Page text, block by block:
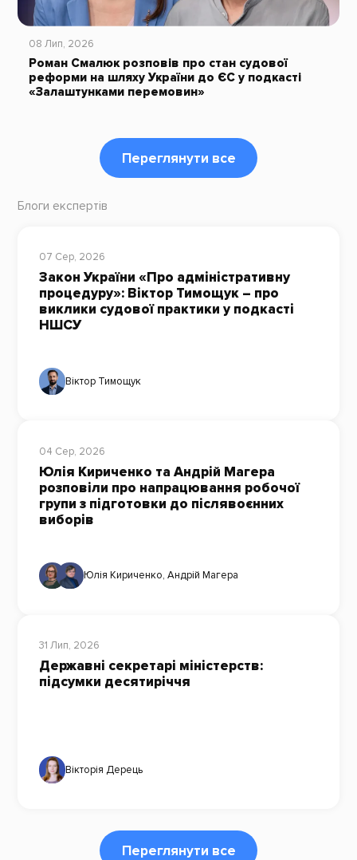
08 Лип, 2026
Роман Смалюк розповів про стан судової
реформи на шляху України до ЄС у подкасті
«Залаштунками перемовин»
Переглянути все
Блоги експертів
07 Сер, 2026
Закон України «Про адміністративну
процедуру»: Віктор Тимощук – про
виклики судової практики у подкасті
НШСУ
Віктор Тимощук
04 Сер, 2026
Юлія Кириченко та Андрій Магера
розповіли про напрацювання робочої
групи з підготовки до післявоєнних
виборів
Юлія Кириченко, Андрій Магера
31 Лип, 2026
Державні секретарі міністерств:
підсумки десятиріччя
Вікторія Дерець
Переглянути все